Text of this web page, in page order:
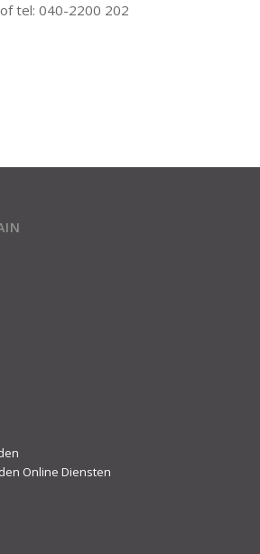
of tel: 040-2200 202
Online Diensten